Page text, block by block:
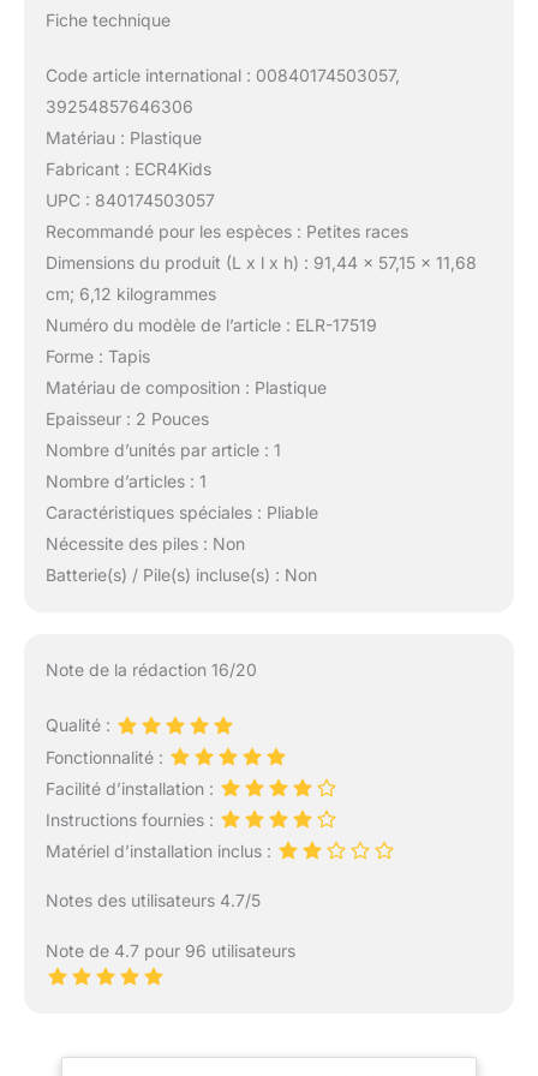
Fiche technique
Code article international : 00840174503057,
39254857646306
Matériau : Plastique
Fabricant : ECR4Kids
UPC : 840174503057
Recommandé pour les espèces : Petites races
Dimensions du produit (L x l x h) : 91,44 x 57,15 x 11,68
cm; 6,12 kilogrammes
Numéro du modèle de l’article : ELR-17519
Forme : Tapis
Matériau de composition : Plastique
Epaisseur : 2 Pouces
Nombre d’unités par article : 1
Nombre d’articles : 1
Caractéristiques spéciales : Pliable
Nécessite des piles : Non
Batterie(s) / Pile(s) incluse(s) : Non
Note de la rédaction 16/20
Qualité :
Fonctionnalité :
Facilité d’installation :
Instructions fournies :
Matériel d’installation inclus :
Notes des utilisateurs 4.7/5
Note de 4.7 pour 96 utilisateurs